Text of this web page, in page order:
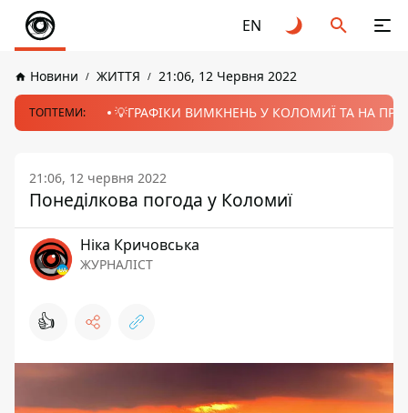
EN
Новини ЖИТТЯ 21:06, 12 Червня 2022
ТОПТЕМИ: 💡ГРАФІКИ ВИМКНЕНЬ У КОЛОМИЇ ТА НА
21:06, 12 червня 2022
Понеділкова погода у Коломиї
Ніка Кричовська
ЖУРНАЛІСТ
👍